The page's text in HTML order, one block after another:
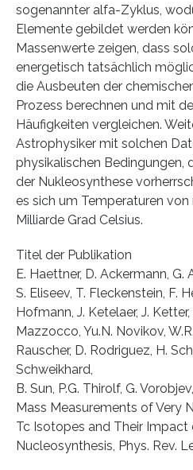
sogenannter alfa-Zyklus,
Elemente gebildet werden
Massenwerte zeigen, dass
energetisch tatsächlich
die Ausbeuten der
Prozess berechnen und mit
Häufigkeiten vergleichen.
Astrophysiker mit solchen
physikalischen Bedingungen,
der Nukleosynthese
es sich um Temperaturen
Milliarde Grad Celsius.
Titel der Publikation
E. Haettner, D. Ackermann, G.
S. Eliseev, T. Fleckenstein, F.
Hofmann, J. Ketelaer, J. Ketter,
Mazzocco, Yu.N. Novikov,
Rauscher, D. Rodriguez, H.
Schweikhard,
B. Sun, P.G. Thirolf, G.
Mass Measurements of Very
Tc Isotopes and Their Impact
Nucleosynthesis, Phys. Rev.